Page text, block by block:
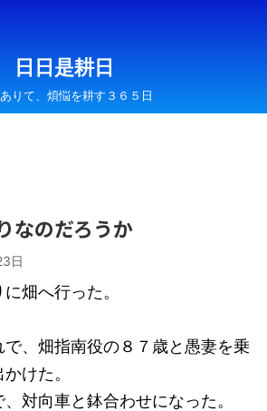
日日是耕日
りて、煩悩を耕す３６５日
なのだろうか
日
畑へ行った。
、畑指南役の８７歳と愚妻を乗
けた。
対向車と鉢合わせになった。